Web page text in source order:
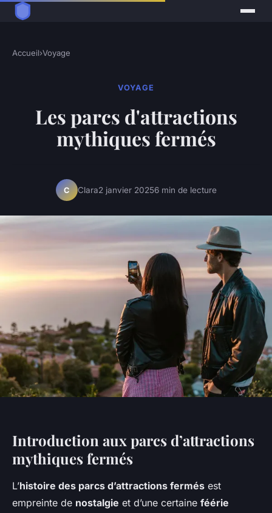
Accueil›Voyage
VOYAGE
Les parcs d'attractions
mythiques fermés
C Clara2 janvier 20256 min de lecture
Introduction aux parcs d’attractions
mythiques fermés
L’histoire des parcs d’attractions fermés est
empreinte de nostalgie et d’une certaine féérie